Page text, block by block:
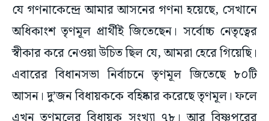
যে গণনাকেন্দ্রে আমার আসনের গণনা হয়েছে, সেখানে
অধিকাংশ তৃণমূল প্রার্থীই জিতেছেন। সর্বোচ্চ নেতৃত্বের
স্বীকার করে নেওয়া উচিত ছিল যে, আমরা হেরে গিয়েছি।
এবারের বিধানসভা নির্বাচনে তৃণমূল জিতেছে ৮০টি
আসন। দু’জন বিধায়ককে বহিষ্কার করেছে তৃণমূল। ফলে